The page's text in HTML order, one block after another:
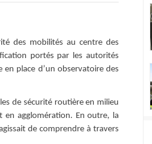
des mobilités au centre des
portés par les autorités
place d’un observatoire des
de sécurité routière en milieu
en agglomération. En outre, la
de comprendre à travers